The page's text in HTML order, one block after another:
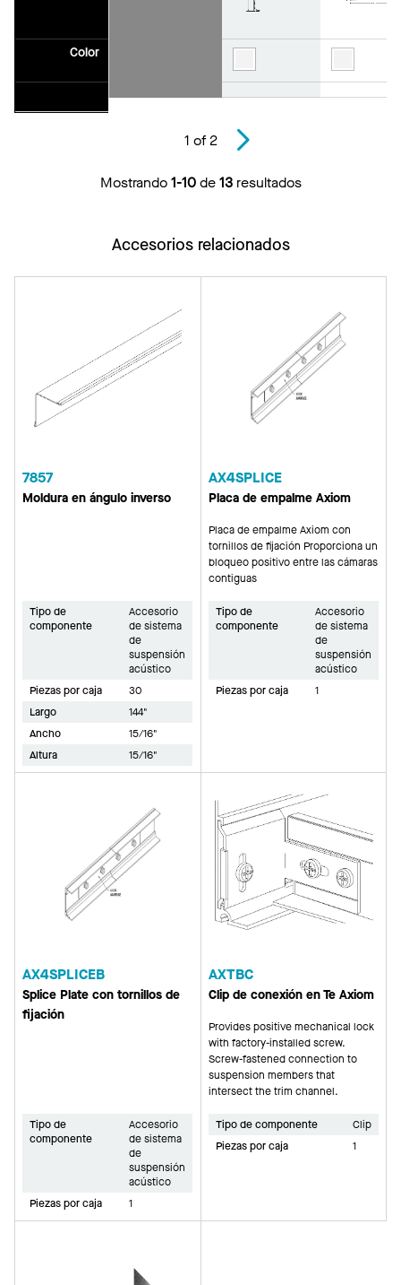
Color
1 of2
Mostrando1-10de13resultados
Accesorios relacionados
7857
Moldura en ángulo inverso
Tipo de
componente
Accesorio
de sistema
de
suspensión
acústico
Piezas por caja
30
Largo
144"
Ancho
15/16"
Altura
15/16"
AX4SPLICE
Placa de empalme Axiom
Placa de empalme Axiom con
tornillos de fijación Proporciona un
bloqueo positivo entre las cámaras
contiguas
Tipo de
componente
Accesorio
de sistema
de
suspensión
acústico
Piezas por caja
1
AX4SPLICEB
Splice Plate con tornillos de
fijación
Tipo de
componente
Accesorio
de sistema
de
suspensión
acústico
Piezas por caja
1
AXTBC
Clip de conexión en Te Axiom
Provides positive mechanical lock
with factory-installed screw.
Screw-fastened connection to
suspension members that
intersect the trim channel.
Tipo de componente
Clip
Piezas por caja
1